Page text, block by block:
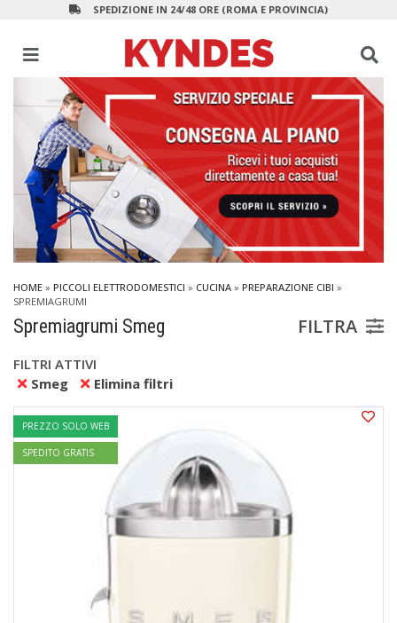
SPEDIZIONE IN 24/48 ORE (ROMA E PROVINCIA)
HOME » PICCOLI ELETTRODOMESTICI » CUCINA » PREPARAZIONE CIBI »
SPREMIAGRUMI
Spremiagrumi Smeg FILTRA
FILTRI ATTIVI
Smeg
Elimina filtri
PREZZO SOLO WEB
SPEDITO GRATIS